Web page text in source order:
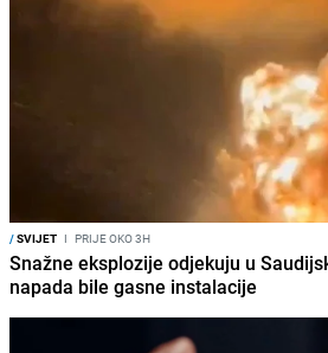
/SVIJET I PRIJE OKO 3H
Snažne eksplozije odjekuju u
napada bile gasne instalacije